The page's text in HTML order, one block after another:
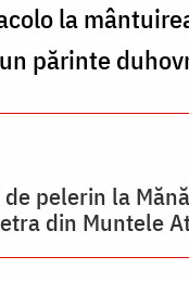
la
părinte
de pelerin la
din Muntele